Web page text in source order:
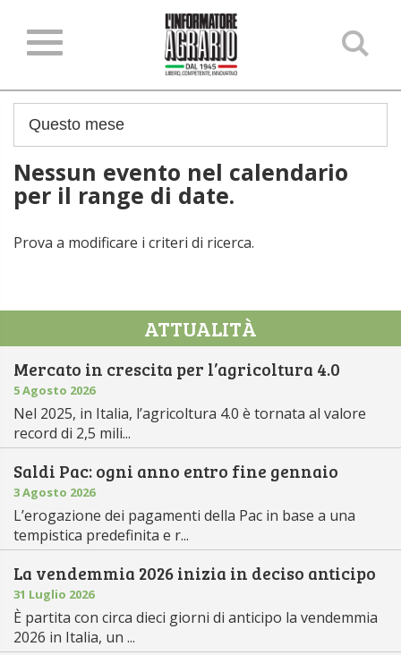
Nessun evento nel calendario
per il range di date.
Prova a modificare i criteri di ricerca.
ATTUALITÀ
Mercato in crescita per l’agricoltura 4.0
5 Agosto 2026
Nel 2025, in Italia, l’agricoltura 4.0 è tornata al valore
record di 2,5 mili...
Saldi Pac: ogni anno entro fine gennaio
3 Agosto 2026
L’erogazione dei pagamenti della Pac in base a una
tempistica predefinita e r...
La vendemmia 2026 inizia in deciso anticipo
31 Luglio 2026
È partita con circa dieci giorni di anticipo la vendemmia
2026 in Italia, un ...